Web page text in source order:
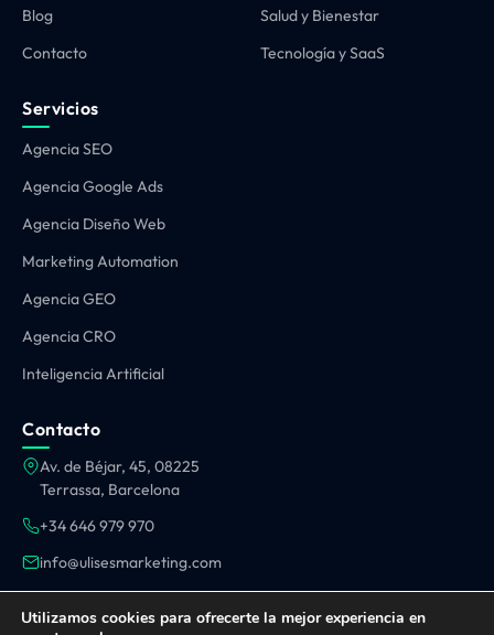
Blog
Contacto
Servicios
Agencia SEO
Agencia Google Ads
Agencia Diseño Web
Marketing Automation
Agencia GEO
Agencia CRO
Inteligencia Artificial
Salud y Bienestar
Tecnología y SaaS
Contacto
Av. de Béjar, 45, 08225
Terrassa, Barcelona
+34 646 979 970
info@ulisesmarketing.com
OPERAMOS EN TODA ESPAÑA:
Barcelona Madrid
Utilizamos cookies para ofrecerte la mejor experiencia en